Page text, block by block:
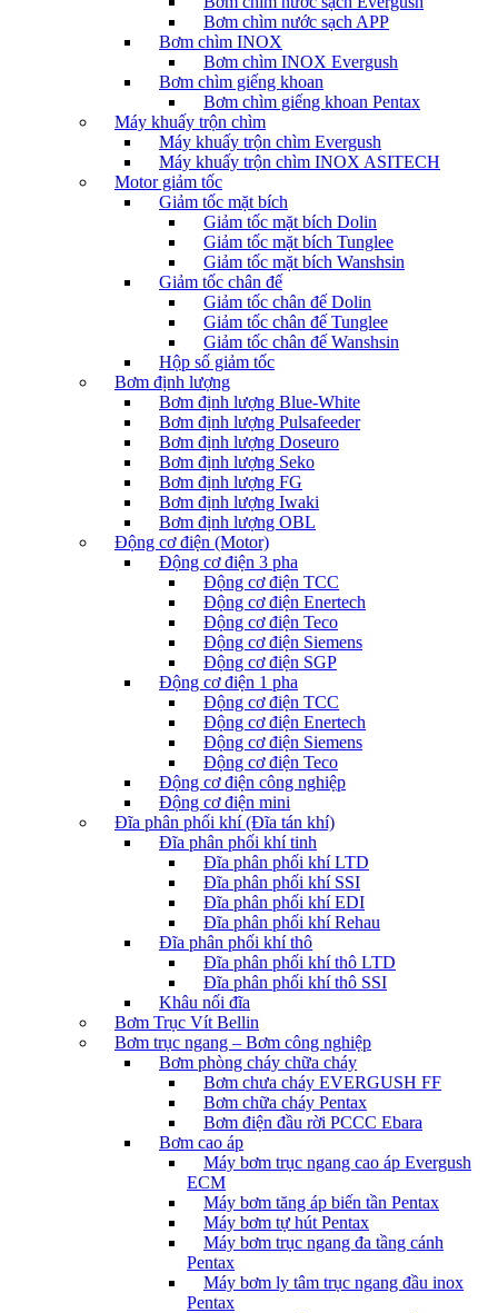
Bơm chìm nước sạch APP
Bơm chìm INOX
Bơm chìm INOX Evergush
Bơm chìm giếng khoan
Bơm chìm giếng khoan Pentax
Máy khuấy trộn chìm
Máy khuấy trộn chìm Evergush
Máy khuấy trộn chìm INOX ASITECH
Motor giảm tốc
Giảm tốc mặt bích
Giảm tốc mặt bích Dolin
Giảm tốc mặt bích Tunglee
Giảm tốc mặt bích Wanshsin
Giảm tốc chân đế
Giảm tốc chân đế Dolin
Giảm tốc chân đế Tunglee
Giảm tốc chân đế Wanshsin
Hộp số giảm tốc
Bơm định lượng
Bơm định lượng Blue-White
Bơm định lượng Pulsafeeder
Bơm định lượng Doseuro
Bơm định lượng Seko
Bơm định lượng FG
Bơm định lượng Iwaki
Bơm định lượng OBL
Động cơ điện (Motor)
Động cơ điện 3 pha
Động cơ điện TCC
Động cơ điện Enertech
Động cơ điện Teco
Động cơ điện Siemens
Động cơ điện SGP
Động cơ điện 1 pha
Động cơ điện TCC
Động cơ điện Enertech
Động cơ điện Siemens
Động cơ điện Teco
Động cơ điện công nghiệp
Động cơ điện mini
Đĩa phân phối khí (Đĩa tán khí)
Đĩa phân phối khí tinh
Đĩa phân phối khí LTD
Đĩa phân phối khí SSI
Đĩa phân phối khí EDI
Đĩa phân phối khí Rehau
Đĩa phân phối khí thô
Đĩa phân phối khí thô LTD
Đĩa phân phối khí thô SSI
Khâu nối đĩa
Bơm Trục Vít Bellin
Bơm trục ngang – Bơm công nghiệp
Bơm phòng cháy chữa cháy
Bơm chưa cháy EVERGUSH FF
Bơm chữa cháy Pentax
Bơm điện đầu rời PCCC Ebara
Bơm cao áp
Máy bơm trục ngang cao áp Evergush
ECM
Máy bơm tăng áp biến tần Pentax
Máy bơm tự hút Pentax
Máy bơm trục ngang đa tầng cánh
Pentax
Máy bơm ly tâm trục ngang đầu inox
Pentax